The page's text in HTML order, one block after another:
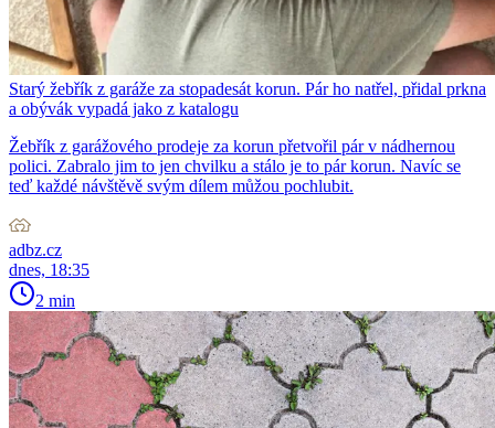
Starý žebřík z garáže za stopadesát korun. Pár ho natřel, přidal prkna
a obývák vypadá jako z katalogu
Žebřík z garážového prodeje za korun přetvořil pár v nádhernou
polici. Zabralo jim to jen chvilku a stálo je to pár korun. Navíc se
teď každé návštěvě svým dílem můžou pochlubit.
adbz.cz
dnes, 18:35
2 min